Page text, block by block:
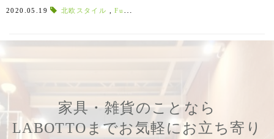
具がお買得に！～6/30まで
2020.05.19 北欧スタイル ,Furniture
家具・雑貨のことなら
LABOTTOまでお気軽にお立ち寄り